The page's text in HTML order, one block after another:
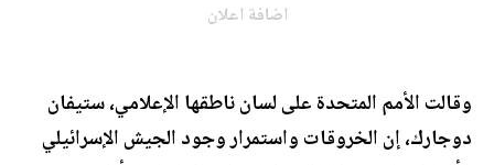
اضافة اعلان
وقالت الأمم المتحدة على لسان ناطقها الإعلامي، ستيفان
دوجارك، إن الخروقات واستمرار وجود الجيش الإسرائيلي